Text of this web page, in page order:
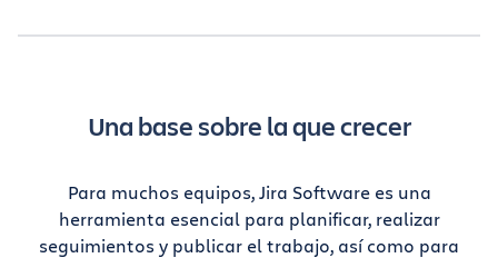
Una base sobre la que crecer
Para muchos equipos, Jira Software es una
herramienta esencial para planificar, realizar
seguimientos y publicar el trabajo, así como para